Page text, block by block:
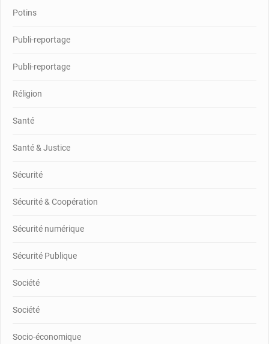
Potins
Publi-reportage
Publi-reportage
Réligion
Santé
Santé & Justice
Sécurité
Sécurité & Coopération
Sécurité numérique
Sécurité Publique
Société
Société
Socio-économique